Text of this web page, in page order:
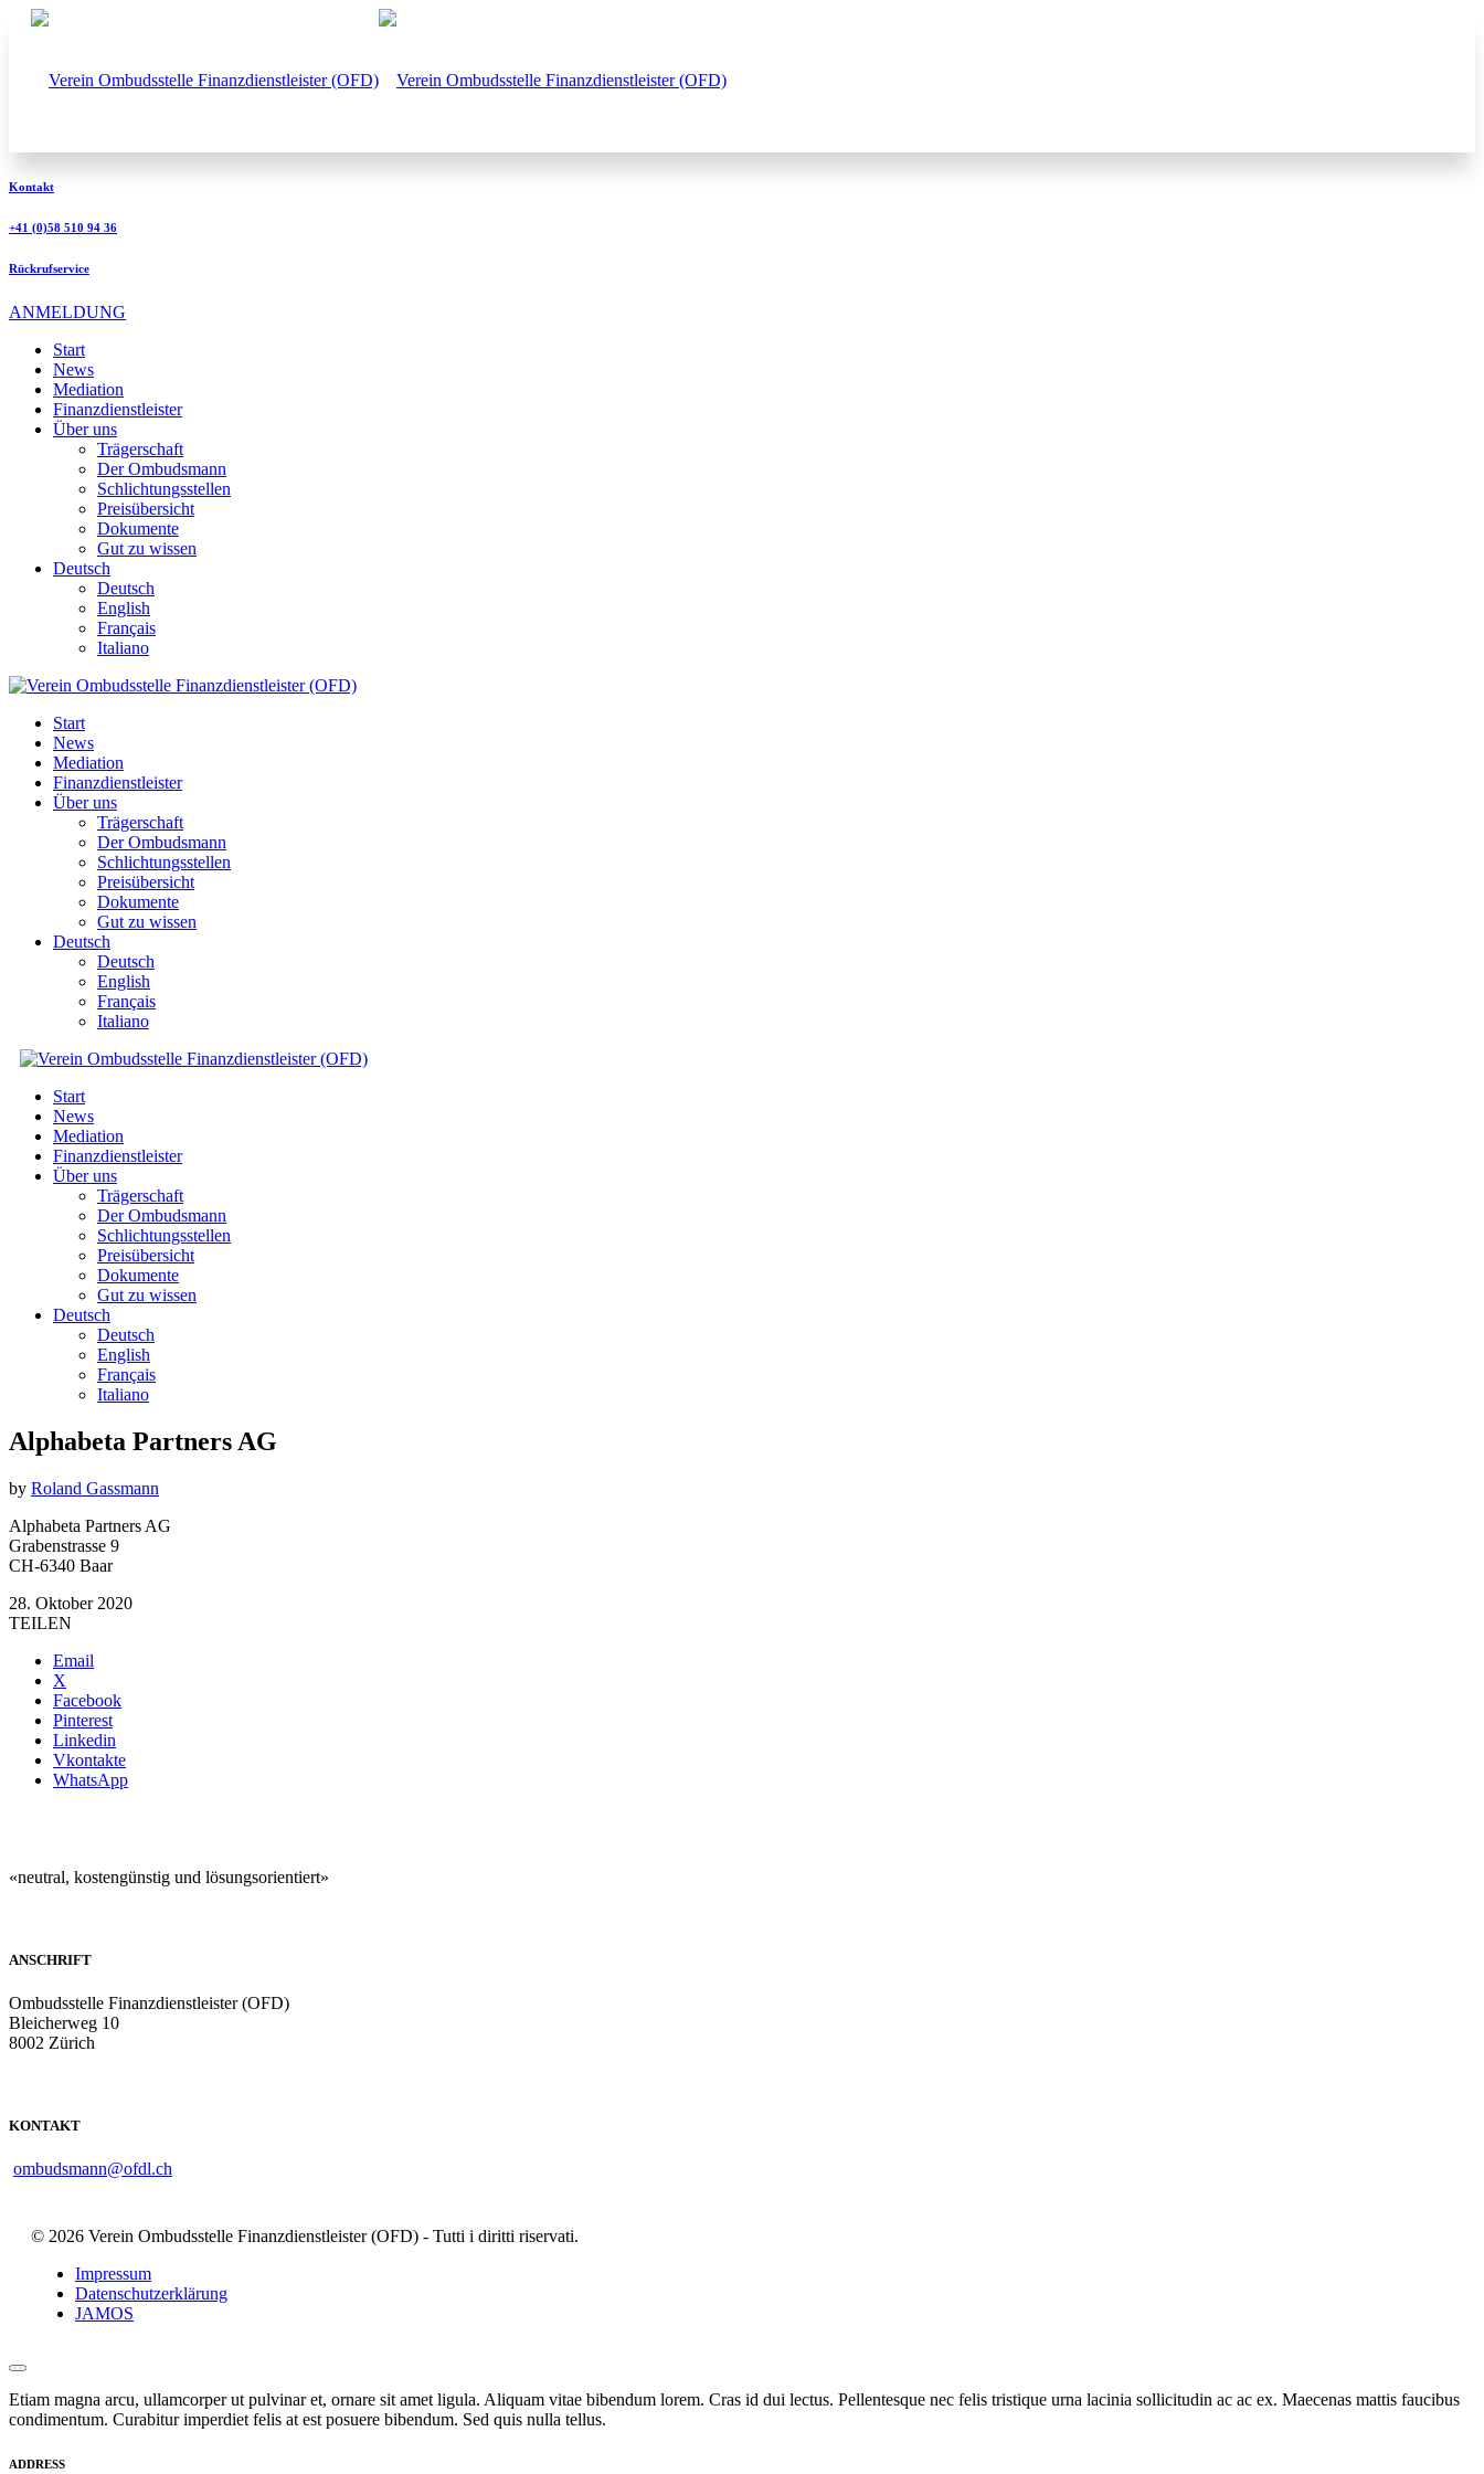
Kontakt
+41 (0)58 510 94 36
Rückrufservice
ANMELDUNG
Start
News
Mediation
Finanzdienstleister
Über uns
Trägerschaft
Der Ombudsmann
Schlichtungsstellen
Preisübersicht
Dokumente
Gut zu wissen
Deutsch
Deutsch
English
Français
Italiano
Start
News
Mediation
Finanzdienstleister
Über uns
Trägerschaft
Der Ombudsmann
Schlichtungsstellen
Preisübersicht
Dokumente
Gut zu wissen
Deutsch
Deutsch
English
Français
Italiano
Start
News
Mediation
Finanzdienstleister
Über uns
Trägerschaft
Der Ombudsmann
Schlichtungsstellen
Preisübersicht
Dokumente
Gut zu wissen
Deutsch
Deutsch
English
Français
Italiano
Alphabeta Partners AG
by Roland Gassmann
Alphabeta Partners AG
Grabenstrasse 9
CH-6340 Baar
28. Oktober 2020
TEILEN
Email
X
Facebook
Pinterest
Linkedin
Vkontakte
WhatsApp
«neutral, kostengünstig und lösungsorientiert»
ANSCHRIFT
Ombudsstelle Finanzdienstleister (OFD)
Bleicherweg 10
8002 Zürich
KONTAKT
ombudsmann@ofdl.ch
© 2026 Verein Ombudsstelle Finanzdienstleister (OFD) - Tutti i diritti riservati.
Impressum
Datenschutzerklärung
JAMOS
Etiam magna arcu, ullamcorper ut pulvinar et, ornare sit amet ligula. Aliquam vitae bibendum lorem. Cras id dui lectus. Pellentesque nec felis tristique urna lacinia sollicitudin ac ac ex. Maecenas mattis faucibus
condimentum. Curabitur imperdiet felis at est posuere bibendum. Sed quis nulla tellus.
ADDRESS